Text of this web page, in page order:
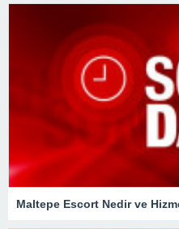
Maltepe Escort Nedir ve